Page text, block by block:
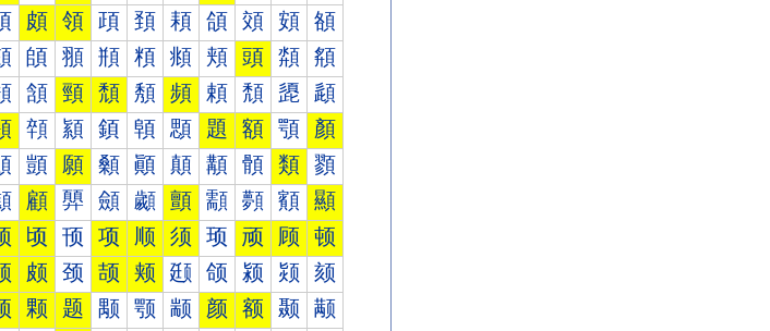
頗 領 頙 頚 頛 頜 頝 頞 頟
頧 頨 頩 頪 頫 頬 頭 頮 頯
頷 頸 頹 頺 頻 頼 頽 頾 頿
顇 顈 顉 顊 顋 題 額 顎 顏
顗 願 顙 顚 顛 顜 顝 類 顟
顧 顨 顩 顪 顫 顬 顭 顮 顯
顷 顸 项 顺 须 顼 顽 顾 顿
颇 颈 颉 颊 颋 颌 颍 颎 颏
颗 题 颙 颚 颛 颜 额 颞 颟